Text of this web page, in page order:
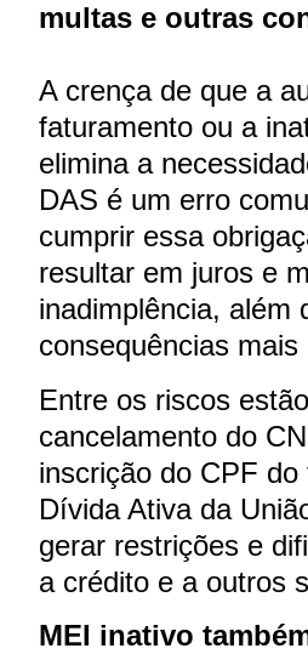
multas e outras
A crença de que a
faturamento ou a
elimina a
DAS é um erro
cumprir essa
resultar em juros e
inadimplência, além
consequências mais
Entre os riscos
cancelamento do
inscrição do CPF do
Dívida Ativa da
gerar restrições e
a crédito e a outros
MEI inativo